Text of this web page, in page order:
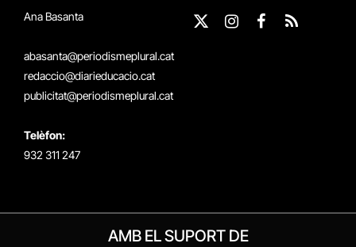
Ana Basanta
abasanta@periodismeplural.cat
redaccio@diarieducacio.cat
publicitat@periodismeplural.cat
Telèfon:
932 311 247
X
Instagram
Facebook
RSS
AMB EL SUPORT DE